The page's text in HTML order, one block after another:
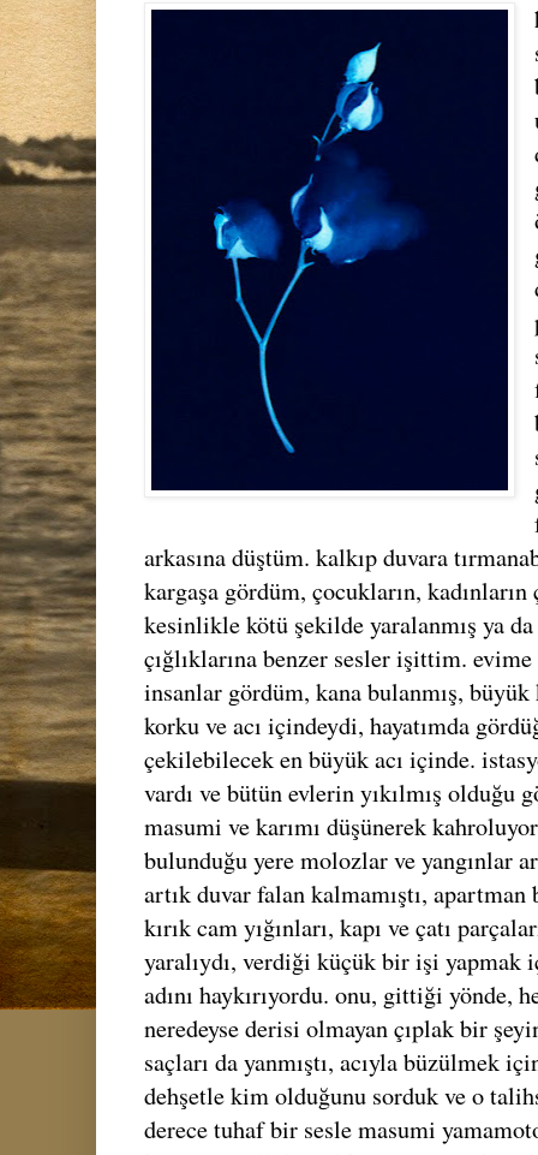
arkasına düştüm. kalkıp duvara
kargaşa gördüm, çocukların, kadınların
kesinlikle kötü şekilde yaralanmış ya
çığlıklarına benzer sesler işittim.
insanlar gördüm, kana bulanmış, büyük
korku ve acı içindeydi, hayatımda
çekilebilecek en büyük acı içinde.
vardı ve bütün evlerin yıkılmış olduğu
masumi ve karımı düşünerek
bulunduğu yere molozlar ve yangınlar
artık duvar falan kalmamıştı,
kırık cam yığınları, kapı ve çatı
yaralıydı, verdiği küçük bir işi yapmak
adını haykırıyordu. onu, gittiği yönde,
neredeyse derisi olmayan çıplak bir
saçları da yanmıştı, acıyla büzülmek
dehşetle kim olduğunu sorduk ve o
derece tuhaf bir sesle masumi